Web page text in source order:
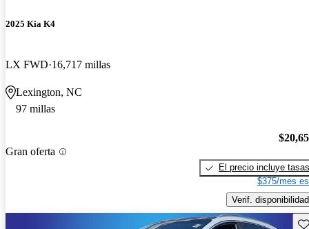
2025 Kia K4
LX FWD 16,717 millas
Lexington, NC
97 millas
Gran oferta
El precio incluye tasas
$375/mes
Verif. disponibilidad